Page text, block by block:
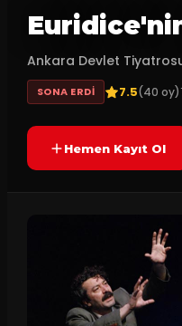
Ankara Devlet
SONA ERDI 7.5(40 oy)
Hemen Kayıt Ol